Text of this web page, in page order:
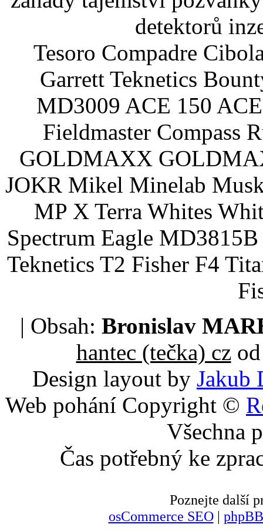
detektorů
Tesoro Compadre
Garrett Teknetics
MD3009 ACE 150
Fieldmaster Compass
GOLDMAXX
JOKR Mikel Minelab
MP X Terra Whites
Spectrum Eagle
Teknetics T2 Fisher F4
| Obsah: Bronislav
hantec (tečka) czod
Design layout by Jakub
Web pohání Copyright ©
Všechna
Čas potřebný ke
Poznejte další
osCommerce SEO|